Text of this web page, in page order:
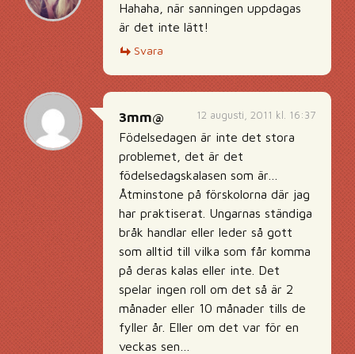
Hahaha, när sanningen uppdagas
är det inte lätt!
Svara
12 augusti, 2011 kl. 16:37
3mm@
Födelsedagen är inte det stora
problemet, det är det
födelsedagskalasen som är…
Åtminstone på förskolorna där jag
har praktiserat. Ungarnas ständiga
bråk handlar eller leder så gott
som alltid till vilka som får komma
på deras kalas eller inte. Det
spelar ingen roll om det så är 2
månader eller 10 månader tills de
fyller år. Eller om det var för en
veckas sen…